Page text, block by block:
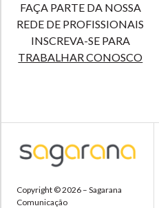
FAÇA PARTE DA NOSSA
REDE DE PROFISSIONAIS
INSCREVA-SE PARA
TRABALHAR CONOSCO
Copyright © 2026 – Sagarana
Comunicação